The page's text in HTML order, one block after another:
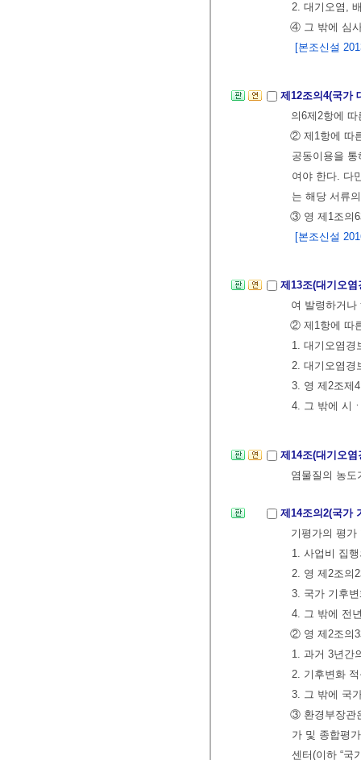
2. 대기오염,
④ 그 밖에 심
[본조신설
제12조의4(국가
의6제2항에
② 제1항에 따
공동이용을
여야 한다. 다
는 해당 서류
③ 영 제1조의6
[본조신설
제13조(대기오
여 발령하거나
② 제1항에 따
1. 대기오염경
2. 대기오염경
3. 영 제2조제
4. 그 밖에 시
제14조(대기오
염물질의 농도
제14조의2(국가
기평가의 평
1. 사업비 집
2. 영 제2조의
3. 국가 기후
4. 그 밖에 전
② 영 제2조의3
1. 과거 3년간
2. 기후변화
3. 그 밖에 국
③ 환경부장관
가 및 종합평
센터(이하 “국